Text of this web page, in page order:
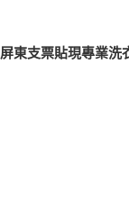
屏東支票貼現專業洗